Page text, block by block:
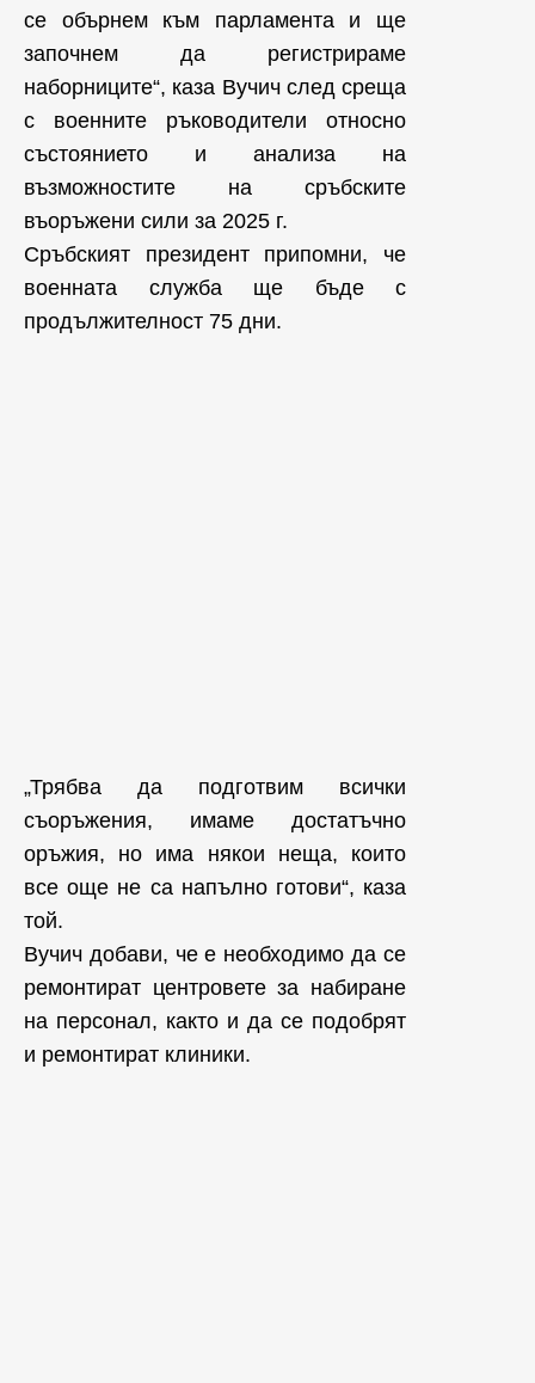
се обърнем към парламента и ще
започнем да регистрираме
наборниците“, каза Вучич след среща
с военните ръководители относно
състоянието и анализа на
възможностите на сръбските
въоръжени сили за 2025 г.
Сръбският президент припомни, че
военната служба ще бъде с
продължителност 75 дни.
„Трябва да подготвим всички
съоръжения, имаме достатъчно
оръжия, но има някои неща, които
все още не са напълно готови“, каза
той.
Вучич добави, че е необходимо да се
ремонтират центровете за набиране
на персонал, както и да се подобрят
и ремонтират клиники.